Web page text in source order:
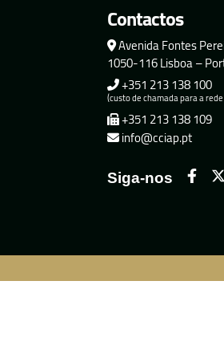
Contactos
Avenida Fontes
1050-116 Lisboa –
+351 213 138 100
(custo de chamada para a
+351 213 138 109
info@cciap.pt
Siga-nos